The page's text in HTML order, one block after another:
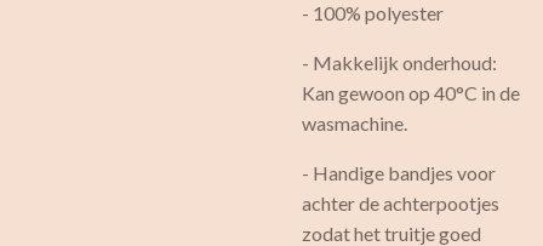
- 100% polyester
- Makkelijk onderhoud:
Kan gewoon op 40°C in de
wasmachine.
- Handige bandjes voor
achter de achterpootjes
zodat het truitje goed